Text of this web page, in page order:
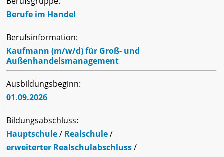
Berufe im Handel
Berufsinformation:
Kaufmann (m/w/d) für Groß- und
Außenhandelsmanagement
Ausbildungsbeginn:
01.09.2026
Bildungsabschluss:
Hauptschule/ Realschule/
erweiterter Realschulabschluss/